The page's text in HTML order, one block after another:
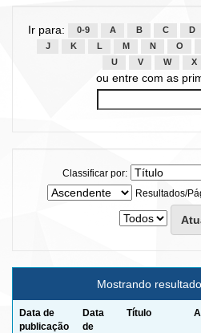
Ir para: 0-9 A B C D
J
K L M N O
U
V W X
ou entre com as
Classificar por:
Resultados/
Mostrando
Data de
publicação
Data
de
Título